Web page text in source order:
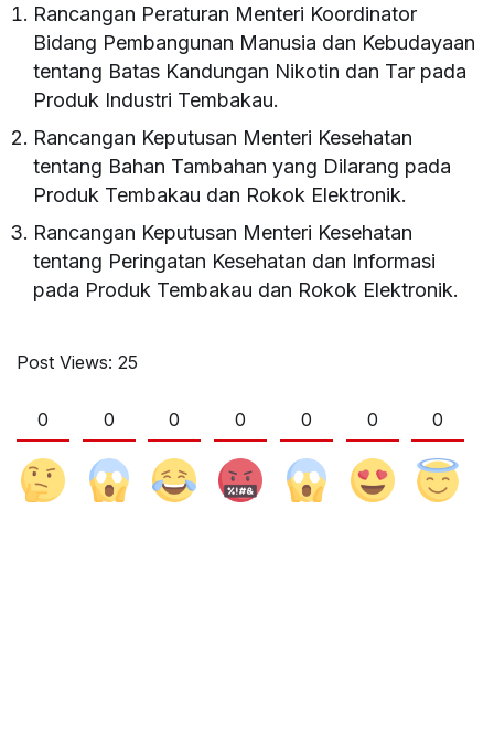
Rancangan Peraturan Menteri Koordinator
Bidang Pembangunan Manusia dan Kebudayaan
tentang Batas Kandungan Nikotin dan Tar pada
Produk Industri Tembakau.
Rancangan Keputusan Menteri Kesehatan
tentang Bahan Tambahan yang Dilarang pada
Produk Tembakau dan Rokok Elektronik.
Rancangan Keputusan Menteri Kesehatan
tentang Peringatan Kesehatan dan Informasi
pada Produk Tembakau dan Rokok Elektronik.
Post Views: 25
0 0 0 0 0 0 0